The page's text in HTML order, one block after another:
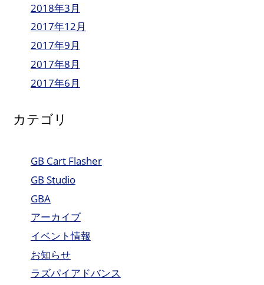
2018年3月
2017年12月
2017年9月
2017年8月
2017年6月
カテゴリ
GB Cart Flasher
GB Studio
GBA
アーカイブ
イベント情報
お知らせ
ラズパイアドバンス